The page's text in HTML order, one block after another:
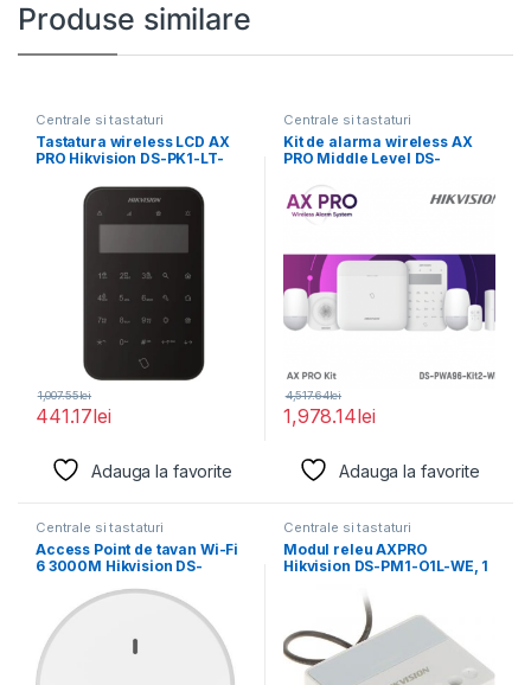
Produse similare
Centrale si tastaturi
Tastatura wireless LCD AX
PRO Hikvision DS-PK1-LT-
441.17lei
1,007.55lei
Adauga la favorite
Centrale si tastaturi
Kit de alarma wireless AX
PRO Middle Level DS-
1,978.14lei
4,517.64lei
Adauga la favorite
Centrale si tastaturi
Access Point de tavan Wi-Fi
6 3000M Hikvision DS-
Centrale si tastaturi
Modul releu AXPRO
Hikvision DS-PM1-O1L-WE, 1